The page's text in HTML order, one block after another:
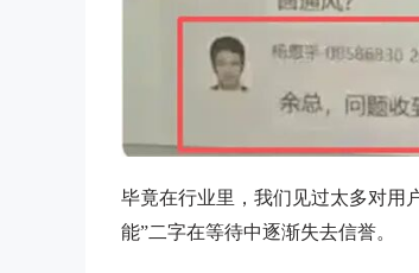
毕竟在行业里，我们见过太多对用
能”二字在等待中逐渐失去信誉。